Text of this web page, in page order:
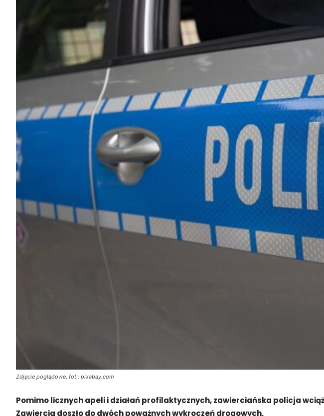
Zdjęcie poglądowe, fot.: pixabay.com
Pomimo licznych apeli i działań profilaktycznych, zawierciańska policja
Zawiercia doszło do dwóch poważnych wykroczeń drogowych.